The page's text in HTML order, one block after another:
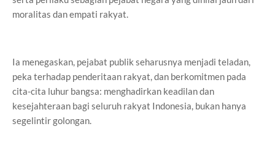
moralitas dan empati rakyat.
Ia menegaskan, pejabat publik seharusnya menjadi teladan,
peka terhadap penderitaan rakyat, dan berkomitmen pada
cita-cita luhur bangsa: menghadirkan keadilan dan
kesejahteraan bagi seluruh rakyat Indonesia, bukan hanya
segelintir golongan.